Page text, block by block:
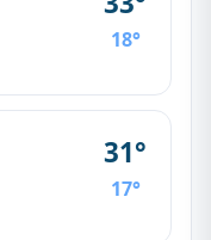
18°
31°
17°